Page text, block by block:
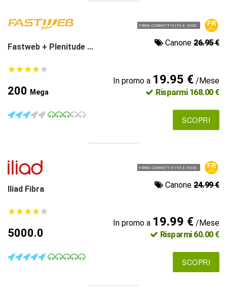
FIBRA CONNETTIVITÀ E VOCE
Fastweb + Plenitude ... Canone26.95 €
★★★★★
★★★★★
200 Mega
In promo a 19.95 €/Mese
Risparmi 168.00 €
SCOPRI
FIBRA CONNETTIVITÀ E VOCE
Iliad Fibra Canone24.99 €
★★★★★
★★★★★
5000.0
In promo a 19.99 €/Mese
Risparmi 60.00 €
SCOPRI